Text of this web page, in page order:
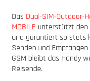
Das Dual-SIM-Outdoor-
MOBILE unterstützt den
und garantiert so stets
Senden und
GSM bleibt das Handy
Reisende.